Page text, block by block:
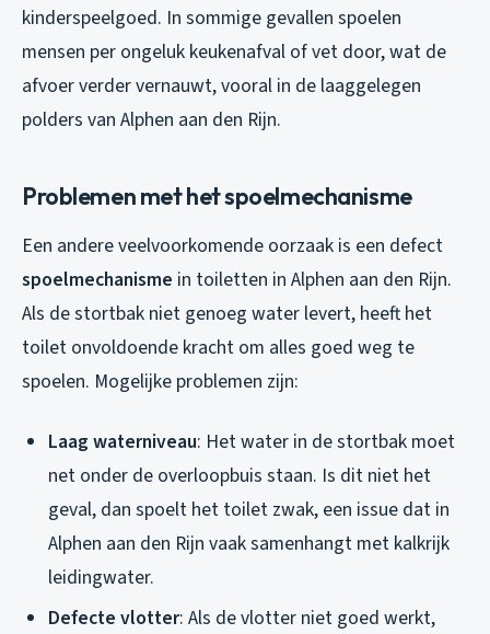
kinderspeelgoed. In sommige gevallen spoelen
mensen per ongeluk keukenafval of vet door, wat de
afvoer verder vernauwt, vooral in de laaggelegen
polders van Alphen aan den Rijn.
Problemen met het spoelmechanisme
Een andere veelvoorkomende oorzaak is een defect
spoelmechanisme in toiletten in Alphen aan den Rijn.
Als de stortbak niet genoeg water levert, heeft het
toilet onvoldoende kracht om alles goed weg te
spoelen. Mogelijke problemen zijn:
Laag waterniveau: Het water in de stortbak moet
net onder de overloopbuis staan. Is dit niet het
geval, dan spoelt het toilet zwak, een issue dat in
Alphen aan den Rijn vaak samenhangt met kalkrijk
leidingwater.
Defecte vlotter: Als de vlotter niet goed werkt,